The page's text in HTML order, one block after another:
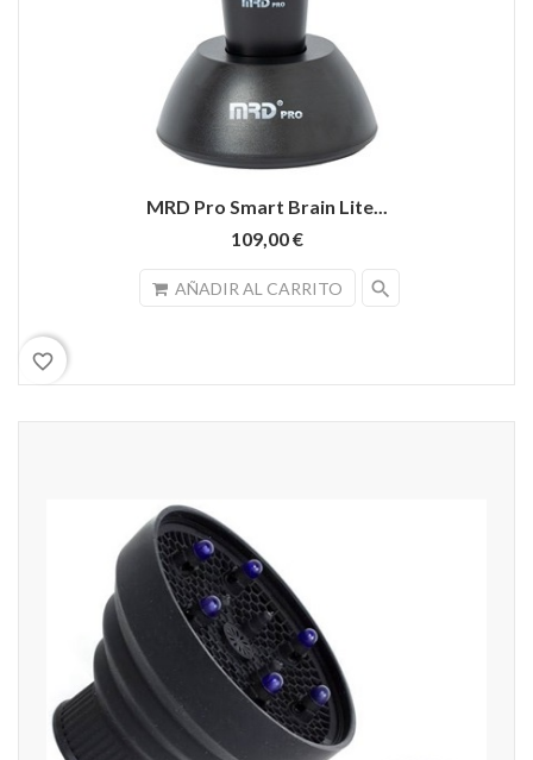
MRD Pro Smart Brain Lite...
109,00 €
AÑADIR AL CARRITO search
favorite_border